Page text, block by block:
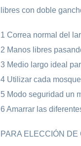
libres con doble
1 Correa normal del
2 Manos libres
3 Medio largo ideal
4 Utilizar cada
5 Modo seguridad un
6 Amarrar las
PARA ELECCIÓN